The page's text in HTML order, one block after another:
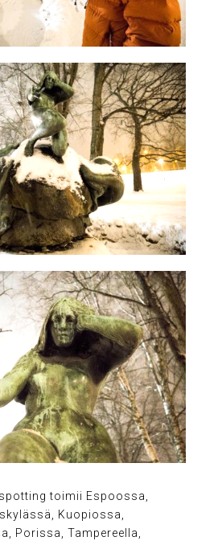
toimii Espoossa,
Kuopiossa,
Porissa, Tampereella,